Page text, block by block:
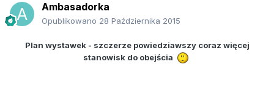
Ambasadorka
Opublikowano 28 Października 2015
Plan wystawek - szczerze powiedziawszy coraz więcej
stanowisk do obejścia